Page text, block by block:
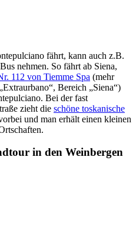
fährt, kann auch z.B.
nehmen. So fährt ab Siena,
112 von Tiemme Spa (mehr
Bereich „Siena“)
Bei der fast
zieht die schöne toskanische
und man erhält einen kleinen
in den Weinbergen